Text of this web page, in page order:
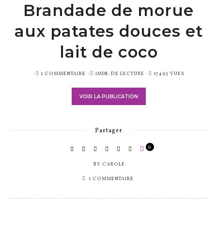
Brandade de morue
aux patates douces et
lait de coco
PUBLIÉ1 COMMENTAIRE 1MIN. DE LECTURE 17495 VUES
VOIR LA PUBLICATION
Partager
BY CAROLE
0
1 COMMENTAIRE